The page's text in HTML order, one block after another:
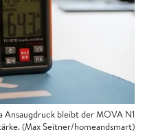
Ansaugdruck bleibt der MOVA N1
(Max Seitner/homeandsmart)